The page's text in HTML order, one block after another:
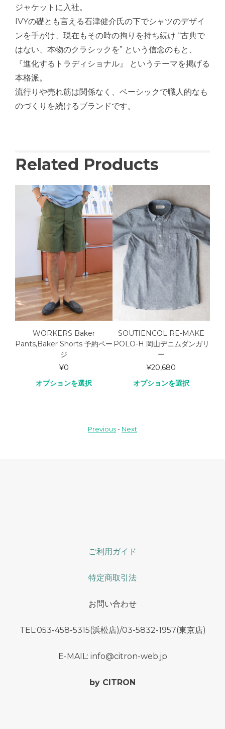
ジャケットに入社。
IVYの礎とも言える石津健介氏の下でシャツのデザイ
ンを手がけ、現在もその時の拘りを持ち続け “古典で
はない、本物のクラシックを” という信念のもと、
『進化するトラディショナル』 というテーマを掲げる
本格派。
流行りや売れ筋は関係なく、ベーシックで職人的なも
のづくりを続けるブランドです。
Related Products
WORKERS Baker
Pants,Baker Shorts 予約ペー
ジ
¥0
オプションを選択
SOUTIENCOL RE-MAKE
POLO-H 岡山デニムダンガリ
ー
¥20,680
オプションを選択
Previous- Next
ご利用ガイド
特定商取引法
お問い合わせ
TEL:053-458-5315(浜松店)/03-5832-1957(東京店)
E-MAIL: info@citron-web.jp
by CITRON